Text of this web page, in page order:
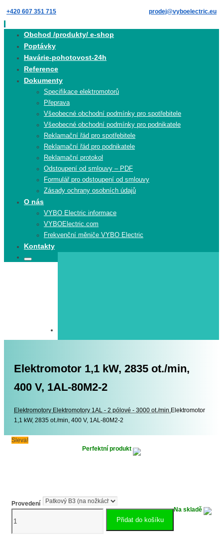
Skip
to
content
+420 607 351 715 prodej@vyboelectric.eu
Obchod /produkty/ e-shop
Poptávky
Havárie-pohotovost-24h
Reference
Dokumenty
Specifikace elektromotorů
Přeprava
Všeobecné obchodní podmínky pro spotřebitele
Všeobecné obchodní podmínky pro podnikatele
Reklamační řád pro spotřebitele
Reklamační řád pro podnikatele
Reklamační protokol
Odstoupení od smlouvy – PDF
Formulář pro odstoupení od smlouvy
Zásady ochrany osobních údajů
O nás
VYBO Electric informace
VYBOElectric.com
Frekvenční měniče VYBO Electric
Kontakty
Search
Search
Elektromotor 1,1 kW, 2835 ot./min,
400 V, 1AL-80M2-2
Elektromotory Elektromotory
Elektromotory 1AL - 2 pólové - 3000 ot./min.Elektromotor
1,1 kW, 2835 ot./min, 400 V, 1AL-80M2-2
Sleva!
Perfektní produkt
Provedení
Na skladě
1,1
kW,
Přidat do košíku